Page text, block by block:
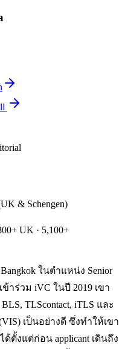
& Schengen)
UK · 5,100+
ในตำแหน่ง Senior
ข้าร่วม iVC ในปี 2019 เขา
TLScontact, iTLS และ
(VIS) เป็นอย่างดี ซึ่งทำให้เขา
งแต่ก่อน applicant เดินถึง